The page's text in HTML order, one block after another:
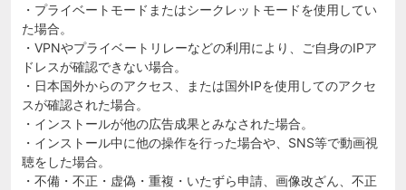
・プライベートモードまたはシークレットモードを使用してい
た場合。
・VPNやプライベートリレーなどの利用により、ご自身のIPア
ドレスが確認できない場合。
・日本国外からのアクセス、または国外IPを使用してのアクセ
スが確認された場合。
・インストールが他の広告成果とみなされた場合。
・インストール中に他の操作を行った場合や、SNS等で動画視
聴をした場合。
・不備・不正・虚偽・重複・いたずら申請、画像改ざん、不正